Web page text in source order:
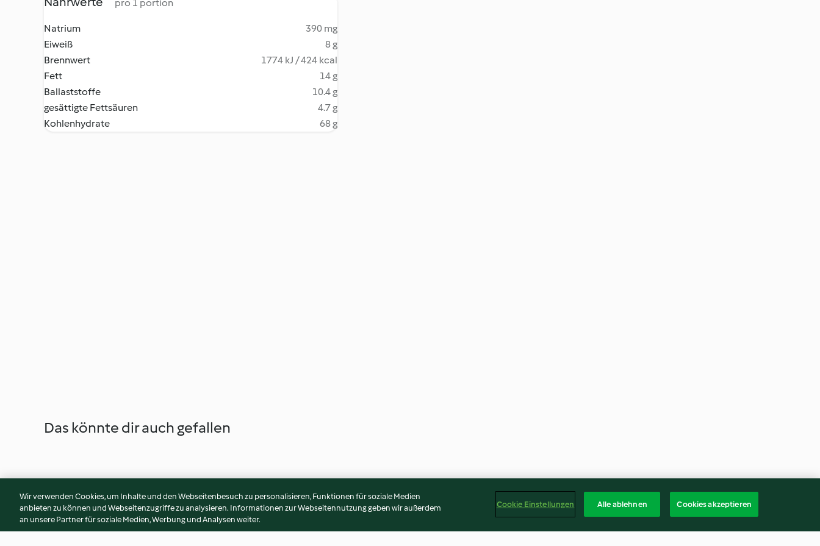
pro 1 portion
Natrium
390 mg
Eiweiß
8 g
Brennwert
1774 kJ / 424 kcal
Fett
14 g
Ballaststoffe
10.4 g
gesättigte Fettsäuren
4.7 g
Kohlenhydrate
68 g
Das könnte dir auch gefallen
Wir verwenden Cookies, um Inhalte und den Webseitenbesuch zu personalisieren, Funktionen für soziale Medien
anbieten zu können und Webseitenzugriffe zu analysieren. Informationen zur Webseitennutzung geben wir außerdem
an unsere Partner für soziale Medien, Werbung und Analysen weiter.
Cookie Einstellungen Alle ablehnen Cookies akzeptieren